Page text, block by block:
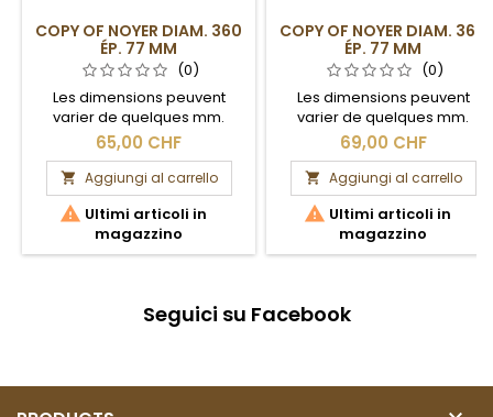
COPY OF NOYER DIAM. 360
ÉP. 77 MM
(0)
Les dimensions peuvent
varier de quelques mm.
Section brute.
65,00 CHF
 Aggiungi al carrello
 Ultimi articoli in
magazzino
COPY OF NOYER DIAM. 360
ÉP. 77 MM
(0)
Les dimensions peuvent
varier de quelques mm.
Section brute.
69,00 CHF
 Aggiungi al carrello
 Ultimi articoli in
magazzino
Seguici su Facebook